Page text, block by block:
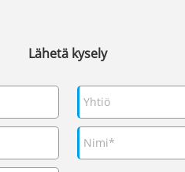
Lähetä kysely